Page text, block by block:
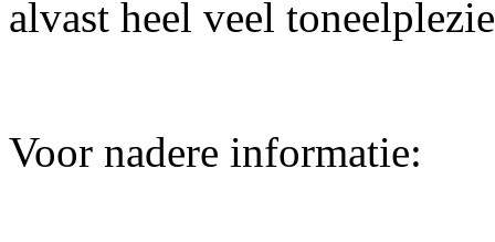
alvast heel veel
Voor nadere informatie: